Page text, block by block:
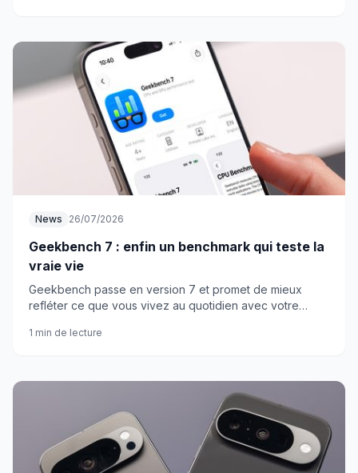
News 26/07/2026
Geekbench 7 : enfin un benchmark qui teste la
vraie vie
Geekbench passe en version 7 et promet de mieux
refléter ce que vous vivez au quotidien avec votre
CUDA, datasets plus lourds.
1 min de lecture